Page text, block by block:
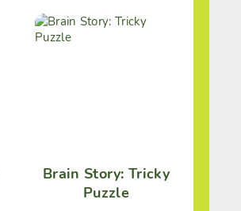
Brain Story: Tricky
Puzzle